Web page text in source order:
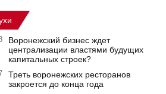
Воронежский бизнес ждет
централизации властями будущих
капитальных строек?
Треть воронежских ресторанов
закроется до конца года